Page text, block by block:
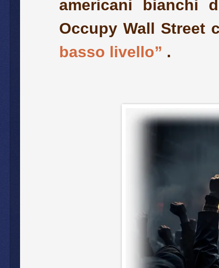
americani bianchi
Occupy Wall Street
basso livello” .